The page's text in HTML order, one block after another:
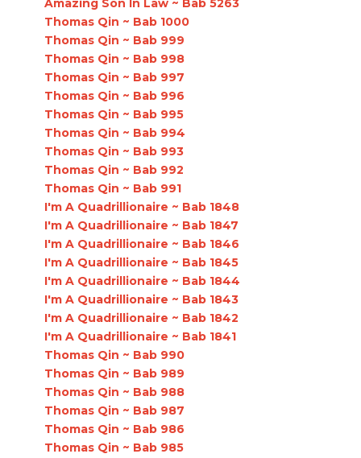
Amazing Son In Law ~ Bab 5263
Thomas Qin ~ Bab 1000
Thomas Qin ~ Bab 999
Thomas Qin ~ Bab 998
Thomas Qin ~ Bab 997
Thomas Qin ~ Bab 996
Thomas Qin ~ Bab 995
Thomas Qin ~ Bab 994
Thomas Qin ~ Bab 993
Thomas Qin ~ Bab 992
Thomas Qin ~ Bab 991
I'm A Quadrillionaire ~ Bab 1848
I'm A Quadrillionaire ~ Bab 1847
I'm A Quadrillionaire ~ Bab 1846
I'm A Quadrillionaire ~ Bab 1845
I'm A Quadrillionaire ~ Bab 1844
I'm A Quadrillionaire ~ Bab 1843
I'm A Quadrillionaire ~ Bab 1842
I'm A Quadrillionaire ~ Bab 1841
Thomas Qin ~ Bab 990
Thomas Qin ~ Bab 989
Thomas Qin ~ Bab 988
Thomas Qin ~ Bab 987
Thomas Qin ~ Bab 986
Thomas Qin ~ Bab 985